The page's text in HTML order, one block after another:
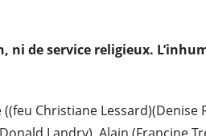
ni de service religieux.
Christiane